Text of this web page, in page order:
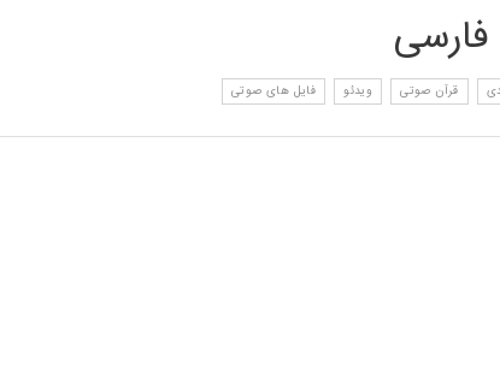
قرآن صوتی ویدئو فایل های صوتی